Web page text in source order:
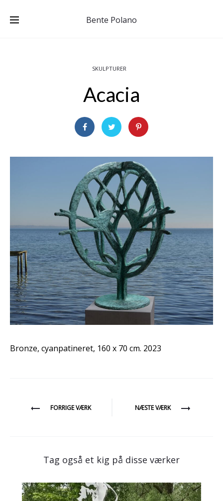
Bente Polano
SKULPTURER
Acacia
Bronze, cyanpatineret, 160 x 70 cm. 2023
Indlægsnavigation
FORRIGE VÆRK NÆSTE VÆRK
Tag også et kig på disse værker